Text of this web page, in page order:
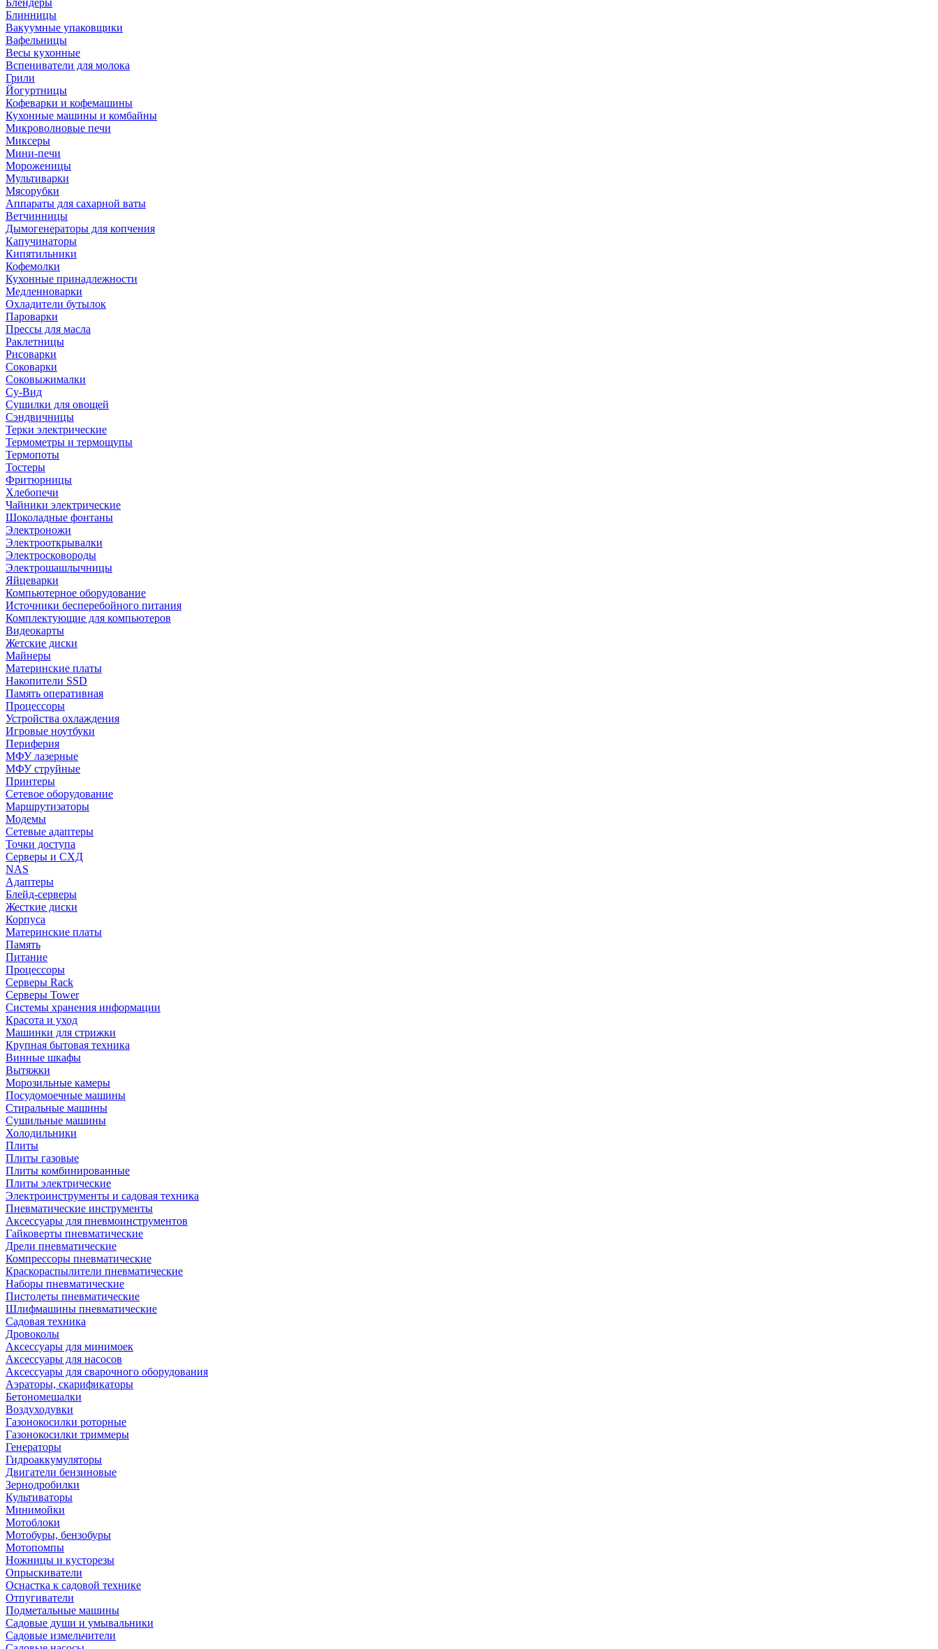
Блендеры
Блинницы
Вакуумные упаковщики
Вафельницы
Весы кухонные
Вспениватели для молока
Грили
Йогуртницы
Кофеварки и кофемашины
Кухонные машины и комбайны
Микроволновые печи
Миксеры
Мини-печи
Мороженицы
Мультиварки
Мясорубки
Аппараты для сахарной ваты
Ветчинницы
Дымогенераторы для копчения
Капучинаторы
Кипятильники
Кофемолки
Кухонные принадлежности
Медленноварки
Охладители бутылок
Пароварки
Прессы для масла
Раклетницы
Рисоварки
Соковарки
Соковыжималки
Су-Вид
Сушилки для овощей
Сэндвичницы
Терки электрические
Термометры и термощупы
Термопоты
Тостеры
Фритюрницы
Хлебопечи
Чайники электрические
Шоколадные фонтаны
Электроножи
Электрооткрывалки
Электросковороды
Электрошашлычницы
Яйцеварки
Компьютерное оборудование
Источники бесперебойного питания
Комплектующие для компьютеров
Видеокарты
Жетские диски
Майнеры
Материнские платы
Накопители SSD
Память оперативная
Процессоры
Устройства охлаждения
Игровые ноутбуки
Периферия
МФУ лазерные
МФУ струйные
Принтеры
Сетевое оборудование
Маршрутизаторы
Модемы
Сетевые адаптеры
Точки доступа
Серверы и СХД
NAS
Адаптеры
Блейд-серверы
Жесткие диски
Корпуса
Материнские платы
Память
Питание
Процессоры
Серверы Rack
Серверы Tower
Системы хранения информации
Красота и уход
Машинки для стрижки
Крупная бытовая техника
Винные шкафы
Вытяжки
Морозильные камеры
Посудомоечные машины
Стиральные машины
Сушильные машины
Холодильники
Плиты
Плиты газовые
Плиты комбинированные
Плиты электрические
Электроинструменты и садовая техника
Пневматические инструменты
Аксессуары для пневмоинструментов
Гайковерты пневматические
Дрели пневматические
Компрессоры пневматические
Краскораспылители пневматические
Наборы пневматические
Пистолеты пневматические
Шлифмашины пневматические
Садовая техника
Дровоколы
Аксессуары для минимоек
Аксессуары для насосов
Аксессуары для сварочного оборудования
Аэраторы, скарификаторы
Бетономешалки
Воздуходувки
Газонокосилки роторные
Газонокосилки триммеры
Генераторы
Гидроаккумуляторы
Двигатели бензиновые
Зернодробилки
Культиваторы
Минимойки
Мотоблоки
Мотобуры, бензобуры
Мотопомпы
Ножницы и кусторезы
Опрыскиватели
Оснастка к садовой технике
Отпугиватели
Подметальные машины
Садовые души и умывальники
Садовые измельчители